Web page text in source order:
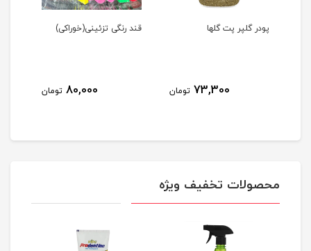
پودر گلپر پت گلها
73,300 تومان
قند رنگی تزئینی(خوراکی)
80,000 تومان
محصولات تخفیف ویژه